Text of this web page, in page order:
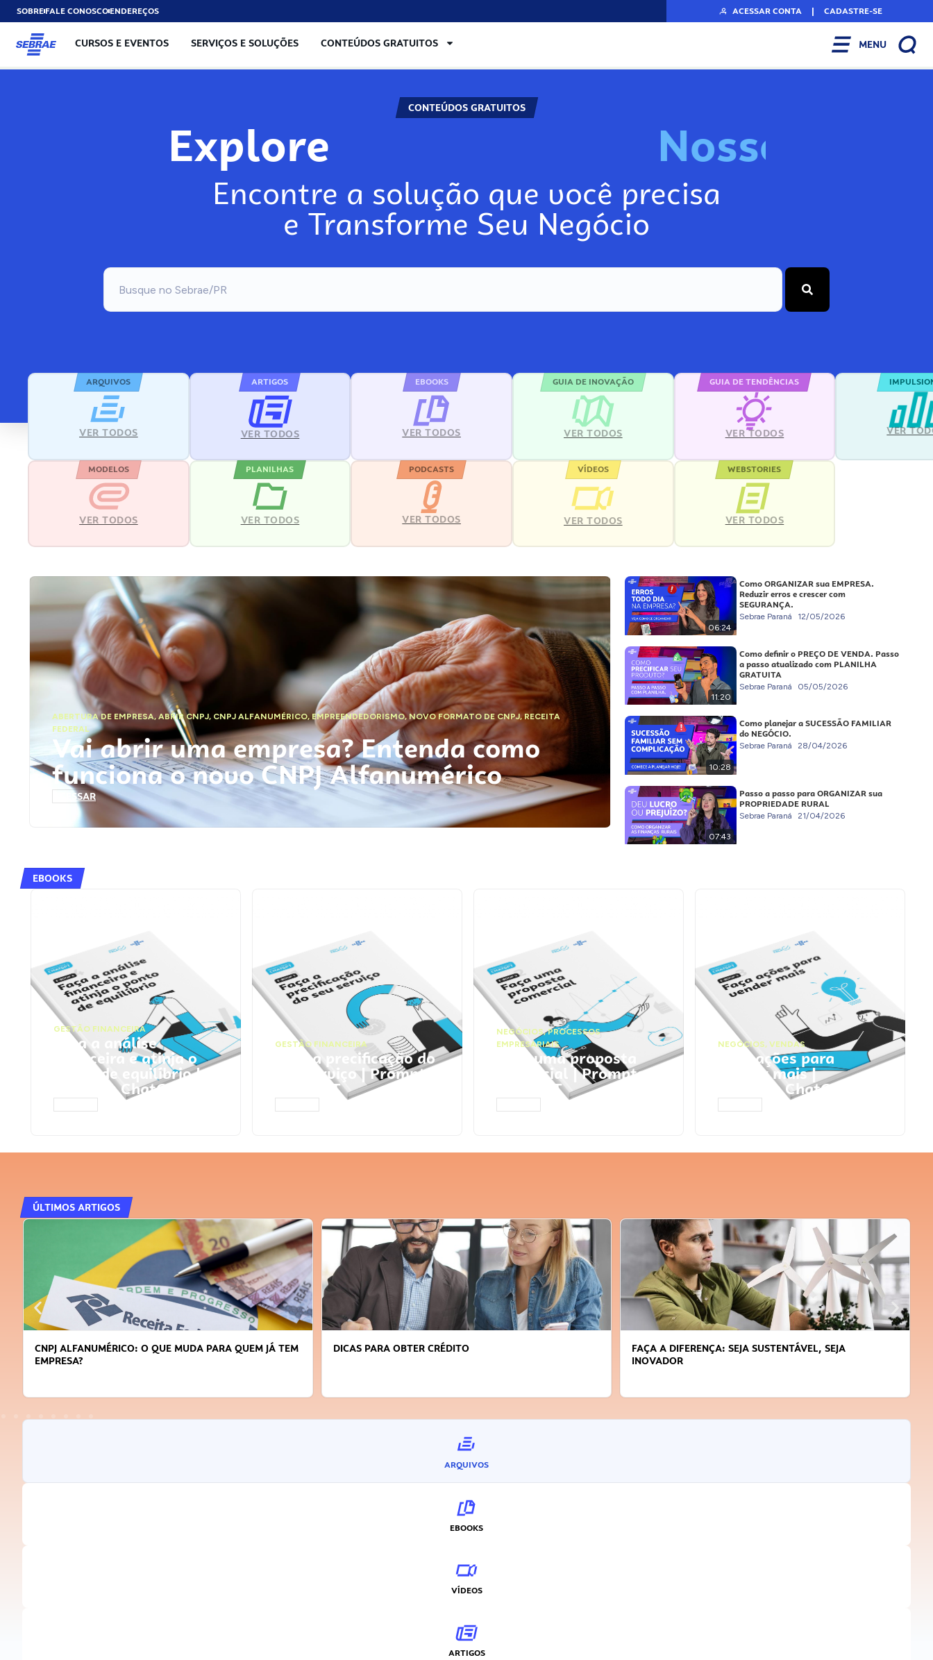
SOBREFALE CONOSCOENDEREÇOS ACESSAR CONTA | CADASTRE-SE
CURSOS E EVENTOS SERVIÇOS E SOLUÇÕES CONTEÚDOS GRATUITOS MENU
CONTEÚDOS GRATUITOS
Explore Nosso
Encontre a solução que você precisa
e Transforme Seu Negócio
ARQUIVOS
VER TODOS
ARTIGOS
VER TODOS
EBOOKS
VER TODOS
GUIA DE INOVAÇÃO
VER TODOS
GUIA DE TENDÊNCIAS
VER TODOS VER
MODELOS
VER TODOS
PLANILHAS
VER TODOS
PODCASTS
VER TODOS
VÍDEOS
VER TODOS
WEBSTORIES
VER TODOS
ABERTURA DE EMPRESA,ABRIR CNPJ, CNPJ ALFANUMÉRICO, EMPREENDEDORISMO,NOVO FORMATO DE CNPJ,RECEITA
FEDERAL
Vai abrir uma empresa? Entenda como
funciona o novo CNPJ Alfanumérico
ACESSAR
06:24
Como ORGANIZAR sua EMPRESA.
Reduzir erros e crescer com
SEGURANÇA.
Sebrae Paraná 12/05/2026
11:20
Como definir o PREÇO DE VENDA. Passo
a passo atualizado com PLANILHA
GRATUITA
Sebrae Paraná 05/05/2026
10:28
Como planejar a SUCESSÃO FAMILIAR
do NEGÓCIO.
Sebrae Paraná 28/04/2026
07:43
Passo a passo para ORGANIZAR sua
PROPRIEDADE RURAL
Sebrae Paraná 21/04/2026
EBOOKS
GESTÃO FINANCEIRA
Faça a análise
financeira e atinja o
ponto de equilíbrio |
Prompts ChatGPT
GESTÃO FINANCEIRA
Faça a precificação do
seu serviço | Prompts
ChatGPT
NEGÓCIOS,PROCESSOS
EMPRESARIAIS
Faça uma proposta
comercial | Prompts
ChatGPT
NEGÓCIOS, VENDAS
Faça ações para
vender mais |
Prompts ChatGPT
ÚLTIMOS ARTIGOS
CNPJ ALFANUMÉRICO: O QUE MUDA PARA QUEM JÁ TEM
EMPRESA?
DICAS PARA OBTER CRÉDITO
FAÇA A DIFERENÇA: SEJA SUSTENTÁVEL, SEJA
INOVADOR
ARQUIVOS
EBOOKS
VÍDEOS
ARTIGOS